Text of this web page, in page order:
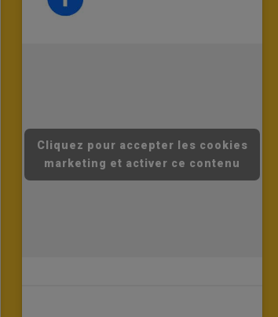
Cliquez pour accepter les cookies
marketing et activer ce contenu